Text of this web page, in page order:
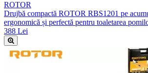
ROTOR
Drujbă compactă ROTOR RBS1201 pe
ergonomică și perfectă pentru toaletarea
388 Lei